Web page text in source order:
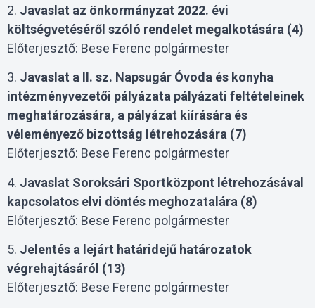
2. Javaslat az önkormányzat 2022. évi
költségvetéséről szóló rendelet megalkotására (4)
Előterjesztő: Bese Ferenc polgármester
3. Javaslat a II. sz. Napsugár Óvoda és konyha
intézményvezetői pályázata pályázati feltételeinek
meghatározására, a pályázat kiírására és
véleményező bizottság létrehozására (7)
Előterjesztő: Bese Ferenc polgármester
4. Javaslat Soroksári Sportközpont létrehozásával
kapcsolatos elvi döntés meghozatalára (8)
Előterjesztő: Bese Ferenc polgármester
5. Jelentés a lejárt határidejű határozatok
végrehajtásáról (13)
Előterjesztő: Bese Ferenc polgármester